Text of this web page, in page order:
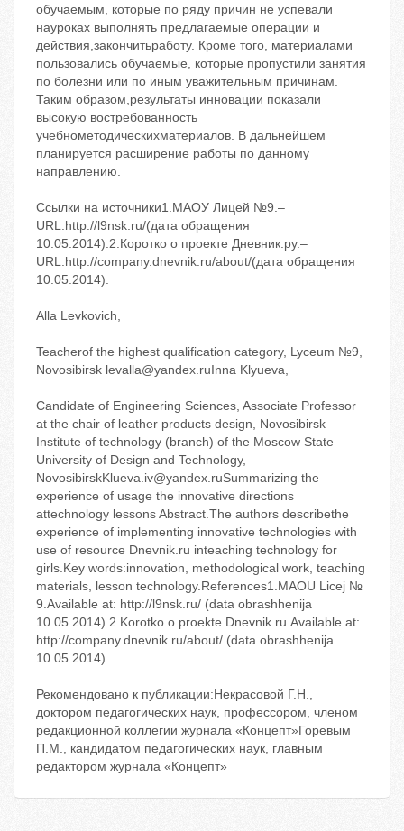
обучаемым, которые по ряду причин не успевали
науроках выполнять предлагаемые операции и
действия,закончитьработу. Кроме того, материалами
пользовались обучаемые, которые пропустили занятия
по болезни или по иным уважительным причинам.
Таким образом,результаты инновации показали
высокую востребованность
учебнометодическихматериалов. В дальнейшем
планируется расширение работы по данному
направлению.
Ссылки на источники1.МАОУ Лицей №9.–
URL:http://l9nsk.ru/(дата обращения
10.05.2014).2.Коротко о проекте Дневник.ру.–
URL:http://company.dnevnik.ru/about/(дата обращения
10.05.2014).
Alla Levkovich,
Teacherof the highest qualification category, Lyceum №9,
Novosibirsk levalla@yandex.ruInna Klyueva,
Candidate of Engineering Sciences, Associate Professor
at the chair of leather products design, Novosibirsk
Institute of technology (branch) of the Moscow State
University of Design and Technology,
NovosibirskKlueva.iv@yandex.ruSummarizing the
experience of usage the innovative directions
attechnology lessons Abstract.The authors describethe
experience of implementing innovative technologies with
use of resource Dnevnik.ru inteaching technology for
girls.Key words:innovation, methodological work, teaching
materials, lesson technology.References1.MAOU Licej №
9.Available at: http://l9nsk.ru/ (data obrashhenija
10.05.2014).2.Korotko o proekte Dnevnik.ru.Available at:
http://company.dnevnik.ru/about/ (data obrashhenija
10.05.2014).
Рекомендовано к публикации:Некрасовой Г.Н.,
доктором педагогических наук, профессором, членом
редакционной коллегии журнала «Концепт»Горевым
П.М., кандидатом педагогических наук, главным
редактором журнала «Концепт»